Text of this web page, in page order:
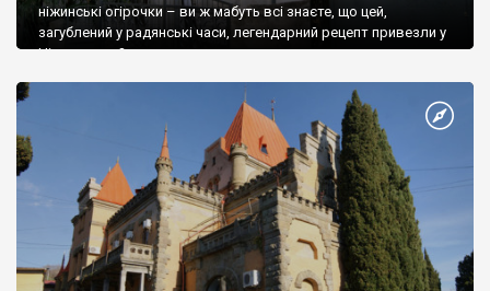
ніжинські огірочки – ви ж мабуть всі знаєте, що цей,
загублений у радянські часи, легендарний рецепт привезли у
Ніжин греки?